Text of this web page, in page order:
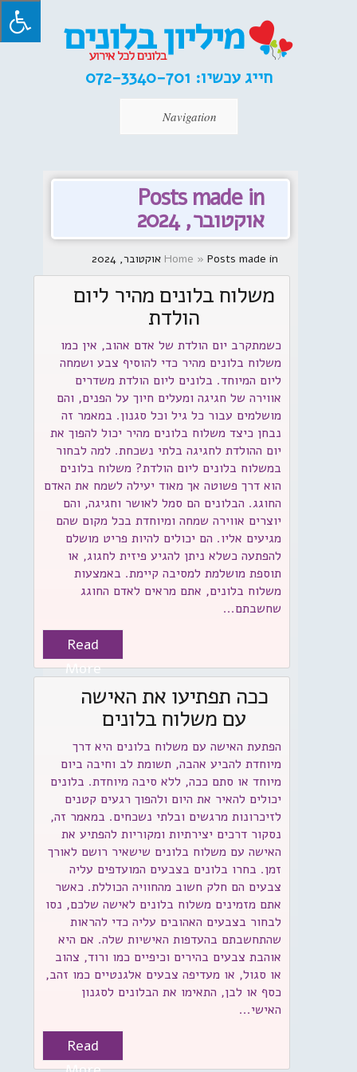
חייג עכשיו:
Navigation
Posts made in
אוקטובר, 2024
Home » Posts made in אוקטובר, 2024
משלוח בלונים מהיר ליום
הולדת
כשמתקרב יום הולדת של אדם אהוב, אין כמו
משלוח בלונים מהיר כדי להוסיף צבע ושמחה
ליום המיוחד. בלונים ליום הולדת משדרים
אווירה של חגיגה ומעלים חיוך על הפנים, והם
מושלמים עבור כל גיל וכל סגנון. במאמר זה
נבחן כיצד משלוח בלונים מהיר יכול להפוך את
יום ההולדת לחגיגה בלתי נשכחת. למה לבחור
במשלוח בלונים ליום הולדת? משלוח בלונים
הוא דרך פשוטה אך מאוד יעילה לשמח את האדם
החוגג. הבלונים הם סמל לאושר וחגיגה, והם
יוצרים אווירה שמחה ומיוחדת בכל מקום שהם
מגיעים אליו. הם יכולים להיות פריט מושלם
להפתעה כשלא ניתן להגיע פיזית לחגוג, או
תוספת מושלמת למסיבה קיימת. באמצעות
משלוח בלונים, אתם מראים לאדם החוגג
שחשבתם...
Read
More
ככה תפתיעו את האישה
עם משלוח בלונים
הפתעת האישה עם משלוח בלונים היא דרך
מיוחדת להביע אהבה, תשומת לב וחיבה ביום
מיוחד או סתם ככה, ללא סיבה מיוחדת. בלונים
יכולים להאיר את היום ולהפוך רגעים קטנים
לזיכרונות מרגשים ובלתי נשכחים. במאמר זה,
נסקור דרכים יצירתיות ומקוריות להפתיע את
האישה עם משלוח בלונים שישאיר רושם לאורך
זמן. בחרו בלונים בצבעים המועדפים עליה
צבעים הם חלק חשוב מהחוויה הכוללת. כאשר
אתם מזמינים משלוח בלונים לאישה שלכם, נסו
לבחור בצבעים האהובים עליה כדי להראות
שהתחשבתם בהעדפות האישיות שלה. אם היא
אוהבת צבעים בהירים וכיפיים כמו ורוד, צהוב
או סגול, או מעדיפה צבעים אלגנטיים כמו זהב,
כסף או לבן, התאימו את הבלונים לסגנון
האישי...
Read